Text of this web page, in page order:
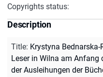
Copyrights status:
Description
Title: Krystyna
Leser in Wilna am Anfang
der Ausleihungen der